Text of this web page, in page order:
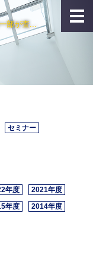
部が査...
セミナー
年度
2021年度
年度
2014年度